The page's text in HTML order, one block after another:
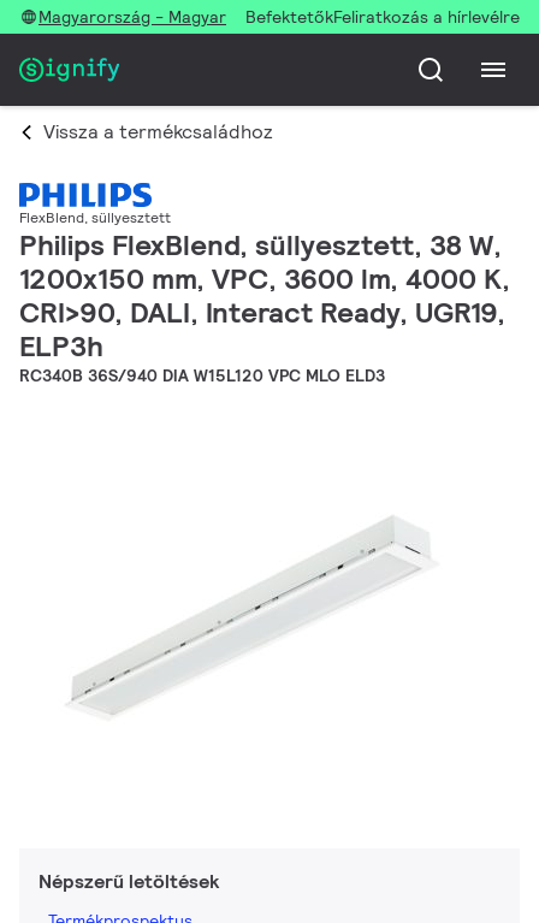
Magyarország - Magyar BefektetőkFeliratkozás a hírlevélre
Vissza a termékcsaládhoz
FlexBlend, süllyesztett
Philips FlexBlend, süllyesztett, 38 W,
1200x150 mm, VPC, 3600 lm, 4000 K,
CRI>90, DALI, Interact Ready, UGR19,
ELP3h
RC340B 36S/940 DIA W15L120 VPC MLO ELD3
Népszerű letöltések